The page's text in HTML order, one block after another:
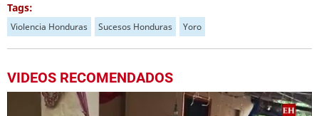
Tags:
Violencia Honduras Sucesos Honduras Yoro
VIDEOS RECOMENDADOS